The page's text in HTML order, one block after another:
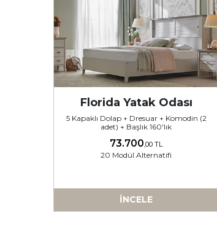
Florida Yatak Odası
5 Kapaklı Dolap + Dresuar + Komodin (2
adet) + Başlık 160'lık
73.700,00 TL
20 Modül Alternatifi
İNCELE
-